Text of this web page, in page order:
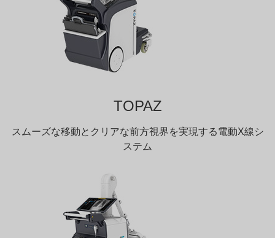
TOPAZ
スムーズな移動とクリアな前方視界を実現する電動X線シ
ステム